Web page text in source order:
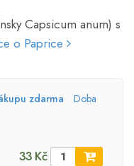
Capsicum anum) s
o Paprice
zdarma
Doba
33 Kč